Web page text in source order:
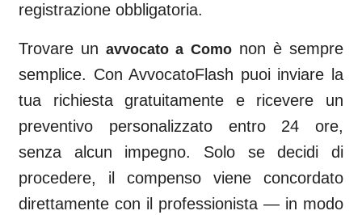
registrazione obbligatoria.
Trovare unavvocato a Comonon è sempre
semplice. Con AvvocatoFlash puoi inviare la
tua richiesta gratuitamente e ricevere un
preventivo personalizzato entro 24 ore,
senza alcun impegno. Solo se decidi di
procedere, il compenso viene concordato
direttamente con il professionista — in modo